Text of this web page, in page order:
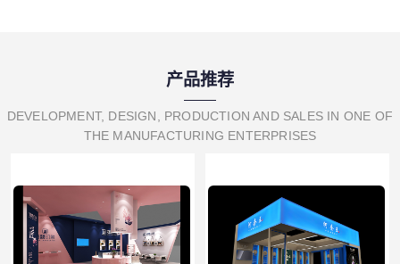
产品推荐
DEVELOPMENT, DESIGN, PRODUCTION AND SALES IN ONE OF
THE MANUFACTURING ENTERPRISES